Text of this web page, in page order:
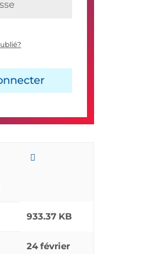
933.37 KB
24 février